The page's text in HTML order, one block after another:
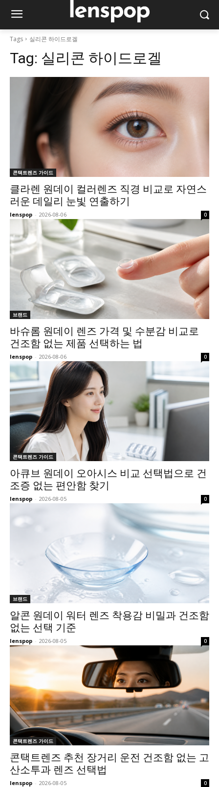
Tags 실리콘 하이드로겔
Tag: 실리콘 하이드로겔
콘택트렌즈 가이드
클라렌 원데이 컬러렌즈 직경 비교로 자연스
러운 데일리 눈빛 연출하기
lenspop - 2026-08-06 0
브랜드
바슈롬 원데이 렌즈 가격 및 수분감 비교로
건조함 없는 제품 선택하는 법
lenspop - 2026-08-06 0
콘택트렌즈 가이드
아큐브 원데이 오아시스 비교 선택법으로 건
조증 없는 편안함 찾기
lenspop - 2026-08-05 0
브랜드
알콘 원데이 워터 렌즈 착용감 비밀과 건조함
없는 선택 기준
lenspop - 2026-08-05 0
콘택트렌즈 가이드
콘택트렌즈 추천 장거리 운전 건조함 없는 고
산소투과 렌즈 선택법
lenspop - 2026-08-05 0